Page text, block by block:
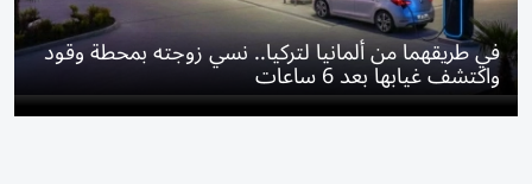
في طريقهما من ألمانيا لتركيا.. نسي زوجته بمحطة وقود
واكتشف غيابها بعد 6 ساعات